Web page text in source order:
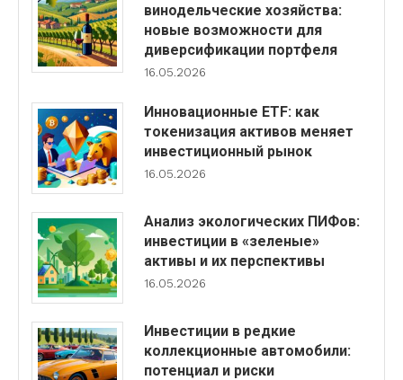
винодельческие хозяйства:
новые возможности для
диверсификации портфеля
16.05.2026
Инновационные ETF: как
токенизация активов меняет
инвестиционный рынок
16.05.2026
Анализ экологических ПИФов:
инвестиции в «зеленые»
активы и их перспективы
16.05.2026
Инвестиции в редкие
коллекционные автомобили:
потенциал и риски